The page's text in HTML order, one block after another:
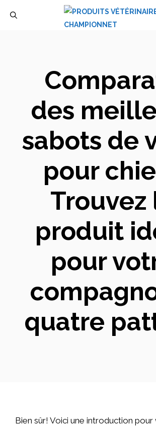
des
sabots de
pour
Trouvez
produit
pour
quatre
Bien sûr! Voici une introduction